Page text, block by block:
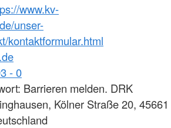
www.kv-
unser-
kontaktformular.html
- 0
Barrieren melden. DRK
Kölner Straße 20, 45661